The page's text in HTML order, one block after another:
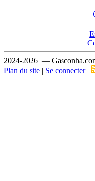
2024-2026 —
Plan du site | Se connecter|